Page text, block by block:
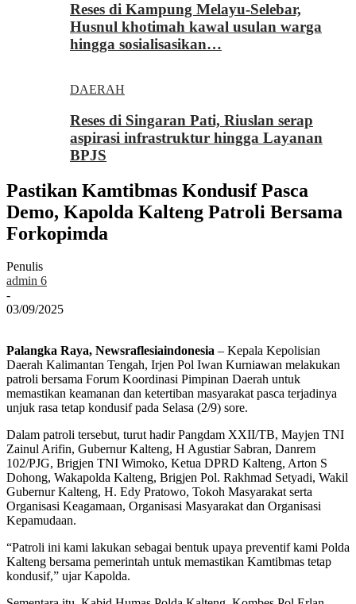
Reses di Kampung Melayu-Selebar,
Husnul khotimah kawal usulan warga
hingga sosialisasikan…
DAERAH
Reses di Singaran Pati, Riuslan serap
aspirasi infrastruktur hingga Layanan
BPJS
Pastikan Kamtibmas Kondusif Pasca
Demo, Kapolda Kalteng Patroli Bersama
Forkopimda
Penulis
admin 6
-
03/09/2025
Palangka Raya, Newsraflesiaindonesia – Kepala Kepolisian
Daerah Kalimantan Tengah, Irjen Pol Iwan Kurniawan melakukan
patroli bersama Forum Koordinasi Pimpinan Daerah untuk
memastikan keamanan dan ketertiban masyarakat pasca terjadinya
unjuk rasa tetap kondusif pada Selasa (2/9) sore.
Dalam patroli tersebut, turut hadir Pangdam XXII/TB, Mayjen TNI
Zainul Arifin, Gubernur Kalteng, H Agustiar Sabran, Danrem
102/PJG, Brigjen TNI Wimoko, Ketua DPRD Kalteng, Arton S
Dohong, Wakapolda Kalteng, Brigjen Pol. Rakhmad Setyadi, Wakil
Gubernur Kalteng, H. Edy Pratowo, Tokoh Masyarakat serta
Organisasi Keagamaan, Organisasi Masyarakat dan Organisasi
Kepamudaan.
“Patroli ini kami lakukan sebagai bentuk upaya preventif kami Polda
Kalteng bersama pemerintah untuk memastikan Kamtibmas tetap
kondusif,” ujar Kapolda.